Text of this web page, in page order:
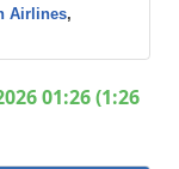
Airlines,
01:26 (1:26